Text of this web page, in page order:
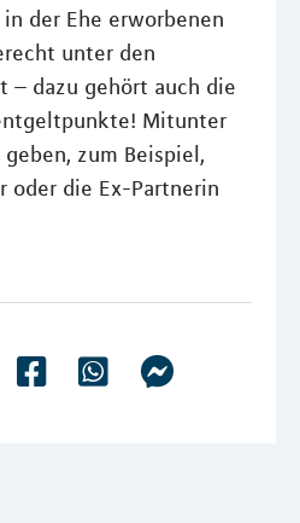
der Ehe erworbenen
unter den
– dazu gehört auch die
Mitunter
geben, zum Beispiel,
oder die Ex-Partnerin